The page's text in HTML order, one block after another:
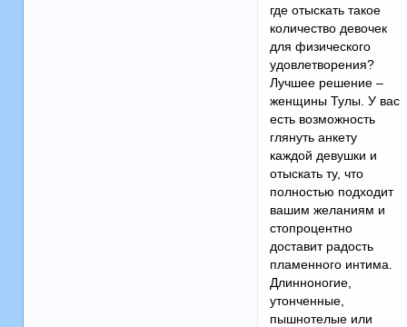
где отыскать такое
количество девочек
для физического
удовлетворения?
Лучшее решение –
женщины Тулы. У вас
есть возможность
глянуть анкету
каждой девушки и
отыскать ту, что
полностью подходит
вашим желаниям и
стопроцентно
доставит радость
пламенного интима.
Длинноногие,
утонченные,
пышнотелые или